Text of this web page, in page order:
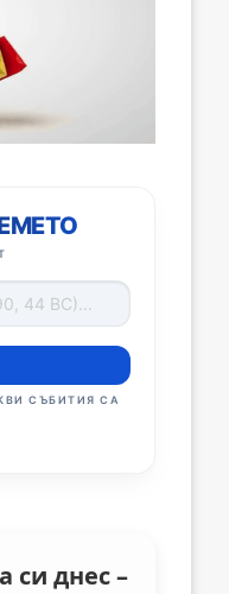
СЪБИТИЯ СА
си днес –